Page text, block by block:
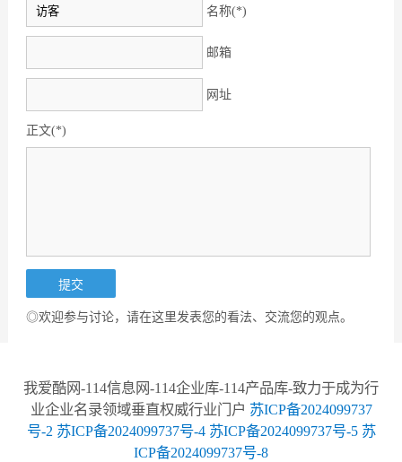
名称(*)
邮箱
网址
正文(*)
◎欢迎参与讨论，请在这里发表您的看法、交流您的观点。
我爱酷网-114信息网-114企业库-114产品库-致力于成为行
业企业名录领域垂直权威行业门户 苏ICP备2024099737
号-2 苏ICP备2024099737号-4 苏ICP备2024099737号-5 苏
ICP备2024099737号-8